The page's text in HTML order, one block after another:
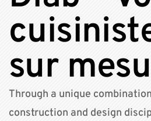
sur
Through a unique
construction and design